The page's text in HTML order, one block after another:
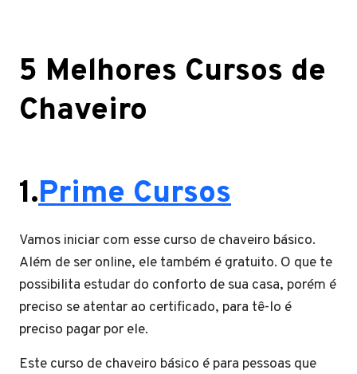
5 Melhores Cursos de
Chaveiro
1.Prime Cursos
Vamos iniciar com esse curso de chaveiro básico.
Além de ser online, ele também é gratuito. O que te
possibilita estudar do conforto de sua casa, porém é
preciso se atentar ao certificado, para tê-lo é
preciso pagar por ele.
Este curso de chaveiro básico é para pessoas que